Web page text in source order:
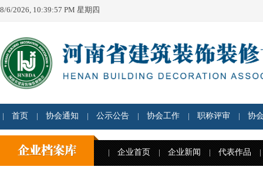
8/6/2026, 10:39:57 PM 星期四
首页 协会通知 公示公告 协会工作 职称评审 协
企业首页 企业新闻 代表作品